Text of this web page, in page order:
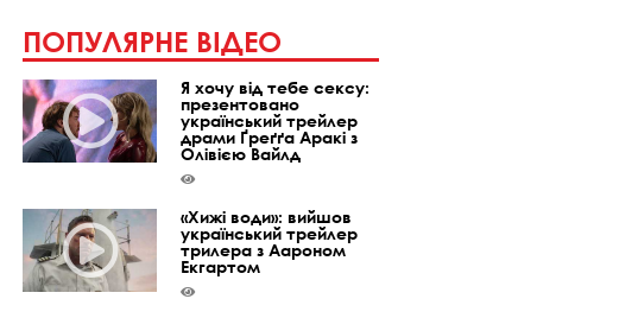
ПОПУЛЯРНЕ ВІДЕО
Я хочу від тебе сексу:
презентовано
український трейлер
драми Ґреґґа Аракі з
Олівією Вайлд
«Хижі води»: вийшов
український трейлер
трилера з Аароном
Екгартом